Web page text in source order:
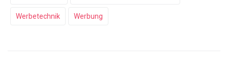
Werbetechnik Werbung